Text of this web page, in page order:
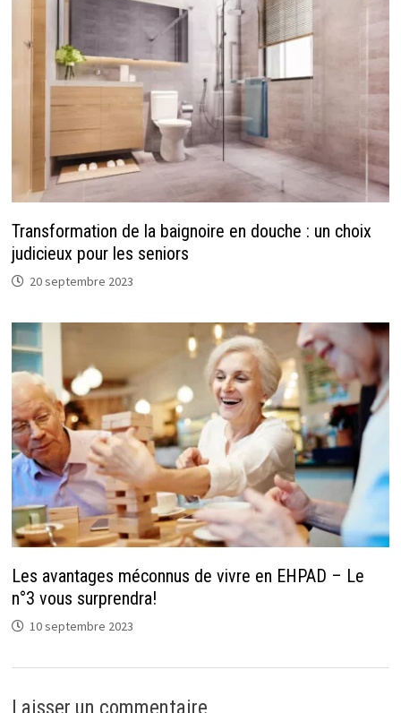
Transformation de la baignoire en douche : un choix
judicieux pour les seniors
20 septembre 2023
Les avantages méconnus de vivre en EHPAD – Le
n°3 vous surprendra!
10 septembre 2023
Laisser un commentaire